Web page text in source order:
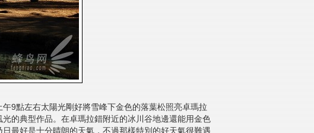
9點左右太陽光剛好將雪峰下金色的落葉松照亮卓瑪拉
的典型作品。在卓瑪拉錯附近的冰川谷地邊還能用金色
最好是十分晴朗的天氣，不過那樣特別的好天氣很難遇